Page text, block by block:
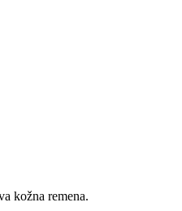
kožna remena.